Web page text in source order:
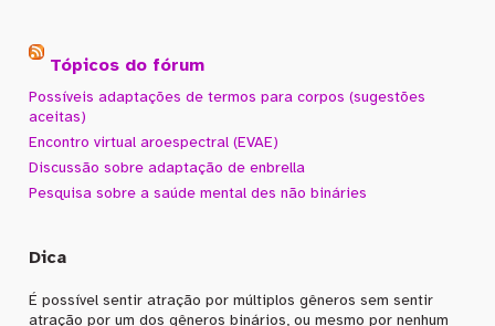
Tópicos do fórum
Possíveis adaptações de termos para corpos (sugestões
aceitas)
Encontro virtual aroespectral (EVAE)
Discussão sobre adaptação de enbrella
Pesquisa sobre a saúde mental des não bináries
Dica
É possível sentir atração por múltiplos gêneros sem sentir
atração por um dos gêneros binários, ou mesmo por nenhum